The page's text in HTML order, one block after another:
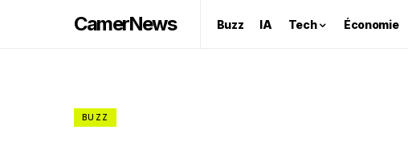
CamerNews Buzz IA Tech Économie
BUZZ